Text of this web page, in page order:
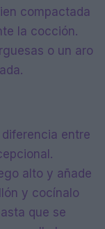
compactada
la cocción.
o un aro
entre
alto y añade
y cocínalo
que se